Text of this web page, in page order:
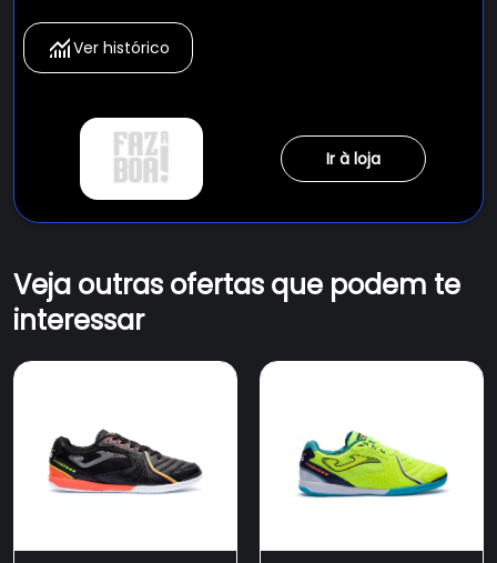
Ver histórico
Ir à loja
Veja outras ofertas que podem te
interessar